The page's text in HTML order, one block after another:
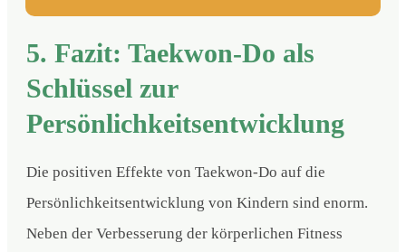
5. Fazit: Taekwon-Do als
Schlüssel zur
Persönlichkeitsentwicklung
Die positiven Effekte von Taekwon-Do auf die
Persönlichkeitsentwicklung von Kindern sind enorm.
Neben der Verbesserung der körperlichen Fitness